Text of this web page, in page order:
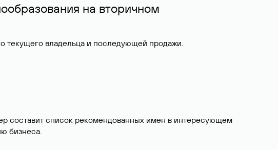
на вторичном
текущего владельца и последующей продажи.
составит список рекомендованных имен в интересующем
бизнеса.